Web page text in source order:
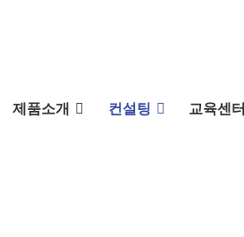
제품소개 컨설팅 교육센터